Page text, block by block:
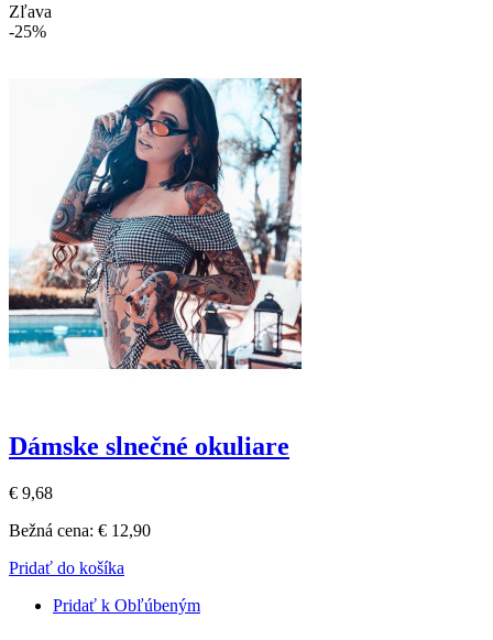
Zľava
-25%
Dámske slnečné okuliare
€ 9,68
Bežná cena: € 12,90
Pridať do košíka
Pridať k Obľúbeným